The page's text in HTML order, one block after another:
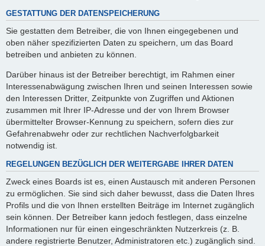
GESTATTUNG DER DATENSPEICHERUNG
Sie gestatten dem Betreiber, die von Ihnen eingegebenen und
oben näher spezifizierten Daten zu speichern, um das Board
betreiben und anbieten zu können.
Darüber hinaus ist der Betreiber berechtigt, im Rahmen einer
Interessenabwägung zwischen Ihren und seinen Interessen sowie
den Interessen Dritter, Zeitpunkte von Zugriffen und Aktionen
zusammen mit Ihrer IP-Adresse und der von Ihrem Browser
übermittelter Browser-Kennung zu speichern, sofern dies zur
Gefahrenabwehr oder zur rechtlichen Nachverfolgbarkeit
notwendig ist.
REGELUNGEN BEZÜGLICH DER WEITERGABE IHRER DATEN
Zweck eines Boards ist es, einen Austausch mit anderen Personen
zu ermöglichen. Sie sind sich daher bewusst, dass die Daten Ihres
Profils und die von Ihnen erstellten Beiträge im Internet zugänglich
sein können. Der Betreiber kann jedoch festlegen, dass einzelne
Informationen nur für einen eingeschränkten Nutzerkreis (z. B.
andere registrierte Benutzer, Administratoren etc.) zugänglich sind.